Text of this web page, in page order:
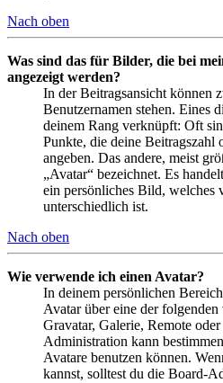
Nach oben
Was sind das für Bilder, die bei
angezeigt werden?
In der Beitragsansicht können
Benutzernamen stehen. Eines
deinem Rang verknüpft: Oft
Punkte, die deine Beitragszahl
angeben. Das andere, meist
„Avatar“ bezeichnet. Es
ein persönliches Bild, welches
unterschiedlich ist.
Nach oben
Wie verwende ich einen Avatar?
In deinem persönlichen
Avatar über eine der
Gravatar, Galerie, Remote
Administration kann
Avatare benutzen können.
kannst, solltest du die Board-